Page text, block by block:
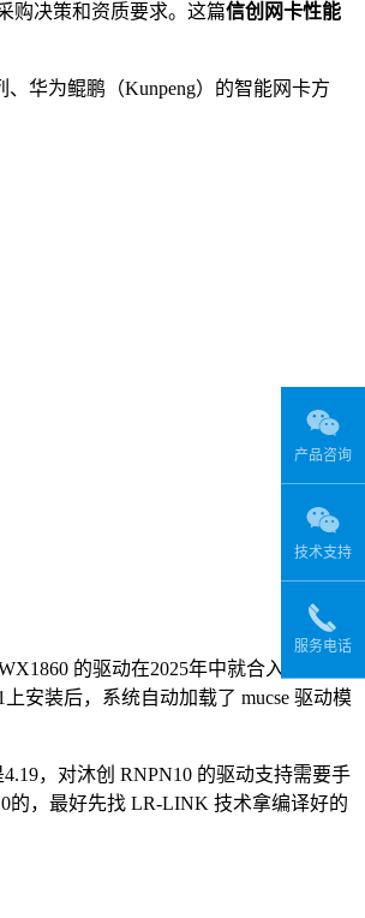
购决策和资质要求。这篇信创网卡性能
华为鲲鹏（Kunpeng）的智能网卡方
的驱动在2025年中就合入了上游
安装后，系统自动加载了 mucse 驱动模
，对沐创 RNPN10 的驱动支持需要手
的，最好先找 LR-LINK 技术拿编译好的
产品咨询
技术支持
服务电话